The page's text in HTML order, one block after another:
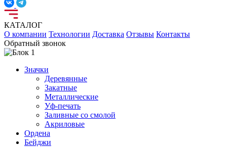
КАТАЛОГ
О компании Технологии Доставка Отзывы Контакты
Обратный звонок
Значки
Деревянные
Закатные
Металлические
Уф-печать
Заливные со смолой
Акриловые
Ордена
Бейджи